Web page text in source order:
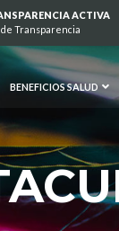
ACTIVA
Transparencia
BENEFICIOS SALUD